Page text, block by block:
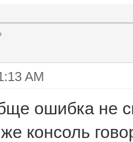
AM
ошибка не
консоль